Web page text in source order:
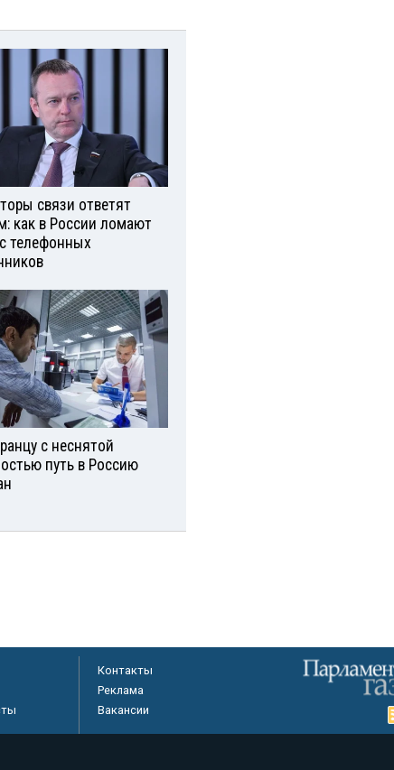
связи ответят
как в России ломают
телефонных
с неснятой
путь в Россию
Контакты
Реклама
Вакансии